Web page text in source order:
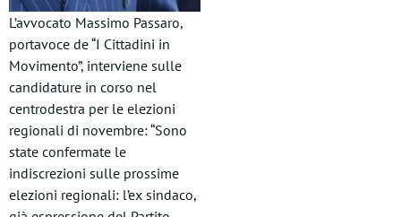
L’avvocato Massimo Passaro,
portavoce de “I Cittadini in
Movimento”, interviene sulle
candidature in corso nel
centrodestra per le elezioni
regionali di novembre: “Sono
state confermate le
indiscrezioni sulle prossime
elezioni regionali: l’ex sindaco,